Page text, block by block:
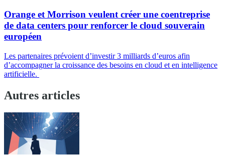
Orange et Morrison veulent créer une coentreprise
de data centers pour renforcer le cloud souverain
européen
Les partenaires prévoient d’investir 3 milliards d’euros afin
d’accompagner la croissance des besoins en cloud et en intelligence
artificielle.
Autres articles